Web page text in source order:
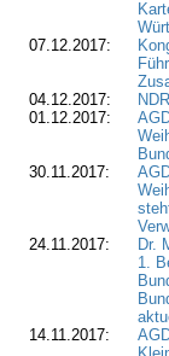
07.12.2017:
04.12.2017:
01.12.2017:
30.11.2017:
24.11.2017:
Dr.
1.
14.11.2017: